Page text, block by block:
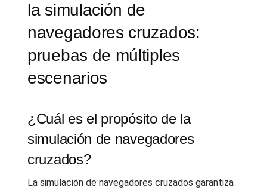
la simulación de
navegadores cruzados:
pruebas de múltiples
escenarios
¿Cuál es el propósito de la
simulación de navegadores
cruzados?
La simulación de navegadores cruzados garantiza